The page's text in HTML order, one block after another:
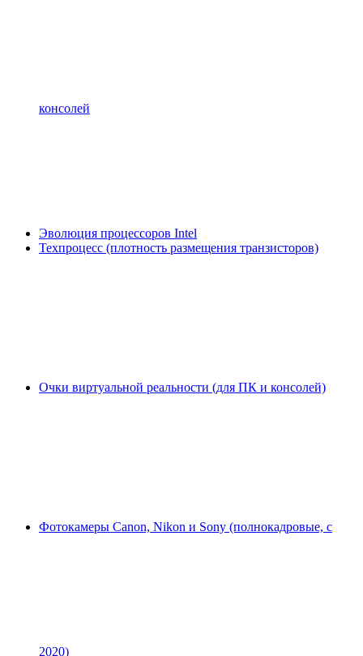
консолей
Эволюция процессоров Intel
Техпроцесс (плотность размещения транзисторов)
Очки виртуальной реальности (для ПК и консолей)
Фотокамеры Canon, Nikon и Sony (полнокадровые, с
2020)